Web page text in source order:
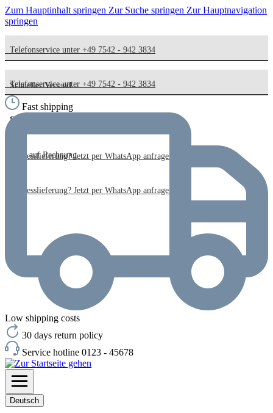
Zum Hauptinhalt springen Zur Suche springen Zur Hauptnavigation
springen
Telefonservice unter +49 7542 - 942 3834
Schneller Versand
Kauf auf Rechnung
Expresslieferung? Jetzt per WhatsApp anfragen!
Telefonservice unter +49 7542 - 942 3834
Schneller Versand
Kauf auf Rechnung
Expresslieferung? Jetzt per WhatsApp anfragen!
Fast shipping
Low shipping costs
30 days return policy
Service hotline 0123 - 45678
Deutsch